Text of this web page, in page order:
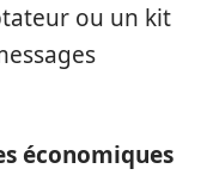
ou un kit
économiques